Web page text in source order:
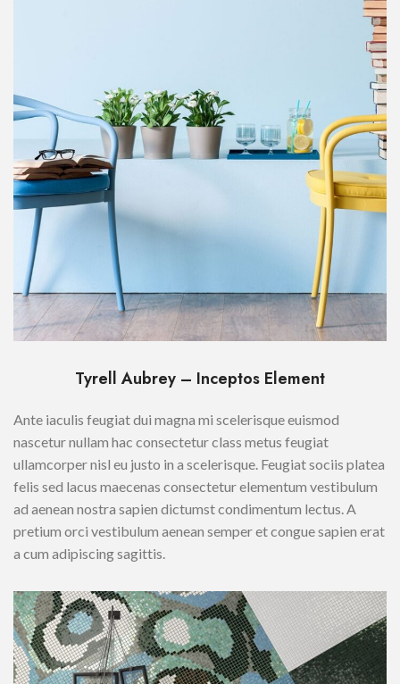
Tyrell Aubrey – Inceptos Element
Ante iaculis feugiat dui magna mi scelerisque euismod
nascetur nullam hac consectetur class metus feugiat
ullamcorper nisl eu justo in a scelerisque. Feugiat sociis platea
felis sed lacus maecenas consectetur elementum vestibulum
ad aenean nostra sapien dictumst condimentum lectus. A
pretium orci vestibulum aenean semper et congue sapien erat
a cum adipiscing sagittis.